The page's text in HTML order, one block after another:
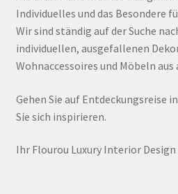
Individuelles und das Besondere
Wir sind ständig auf der Suche
individuellen, ausgefallenen
Wohnaccessoires und Möbeln
Gehen Sie auf Entdeckungsreise
Sie sich inspirieren.
Ihr Flourou Luxury Interior Design